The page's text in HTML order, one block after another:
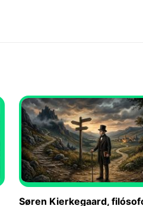
Søren Kierkegaard,